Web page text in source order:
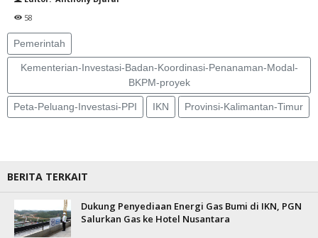
58
Pemerintah
Kementerian-Investasi-Badan-Koordinasi-Penanaman-Modal-
BKPM-proyek
Peta-Peluang-Investasi-PPI IKN Provinsi-Kalimantan-Timur
BERITA TERKAIT
Dukung Penyediaan Energi Gas Bumi di IKN, PGN
Salurkan Gas ke Hotel Nusantara